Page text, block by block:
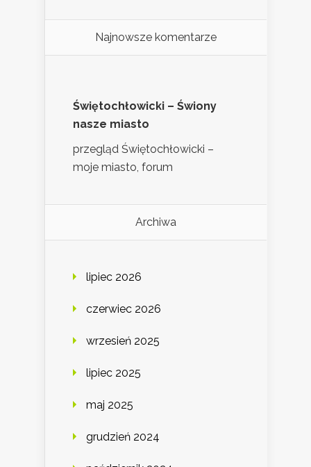
Najnowsze komentarze
Świętochłowicki – Świony
nasze miasto
przegląd Świętochłowicki –
moje miasto, forum
Archiwa
lipiec 2026
czerwiec 2026
wrzesień 2025
lipiec 2025
maj 2025
grudzień 2024